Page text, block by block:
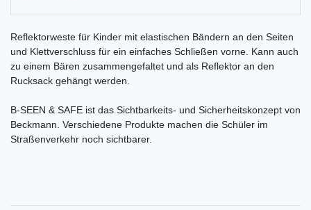
Reflektorweste für Kinder mit elastischen Bändern an den Seiten
und Klettverschluss für ein einfaches Schließen vorne. Kann auch
zu einem Bären zusammengefaltet und als Reflektor an den
Rucksack gehängt werden.
B-SEEN & SAFE ist das Sichtbarkeits- und Sicherheitskonzept von
Beckmann. Verschiedene Produkte machen die Schüler im
Straßenverkehr noch sichtbarer.